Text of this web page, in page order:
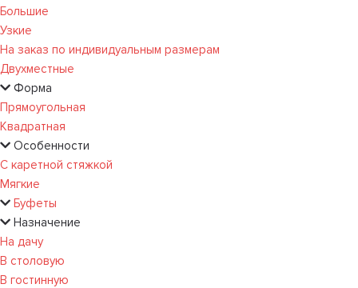
Большие
Узкие
На заказ по индивидуальным размерам
Двухместные
Форма
Прямоугольная
Квадратная
Особенности
С каретной стяжкой
Мягкие
Буфеты
Назначение
На дачу
В столовую
В гостинную